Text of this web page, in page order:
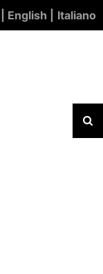
| English | Italiano